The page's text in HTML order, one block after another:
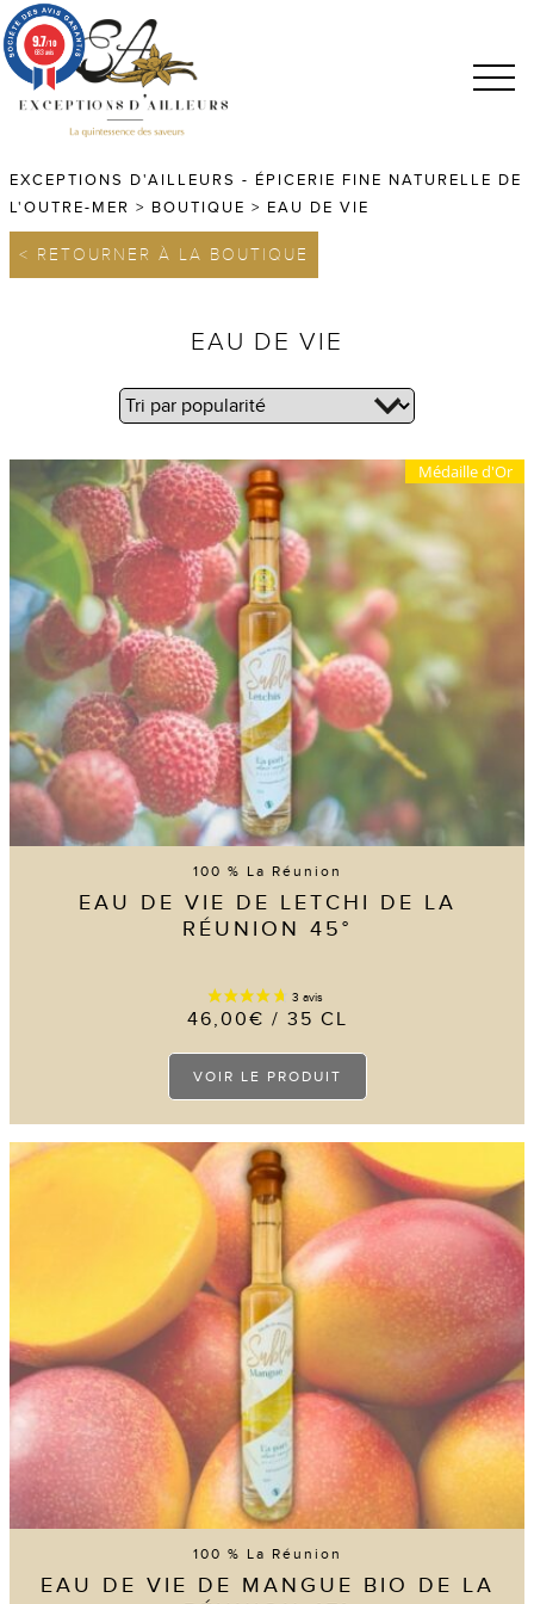
EXCEPTIONS D'AILLEURS - ÉPICERIE FINE NATURELLE DE
L'OUTRE-MER > BOUTIQUE > EAU DE VIE
< RETOURNER À LA BOUTIQUE
EAU DE VIE
Médaille d'Or
100 % La Réunion
EAU DE VIE DE LETCHI DE LA
RÉUNION 45°
46,00€ / 35 CL
VOIR LE PRODUIT
Ce
a
plusieurs
variations.
Les
options
peuvent
être
choisies
sur
la
page
100 % La Réunion
EAU DE VIE DE MANGUE BIO DE LA
9.7/10
683 avis